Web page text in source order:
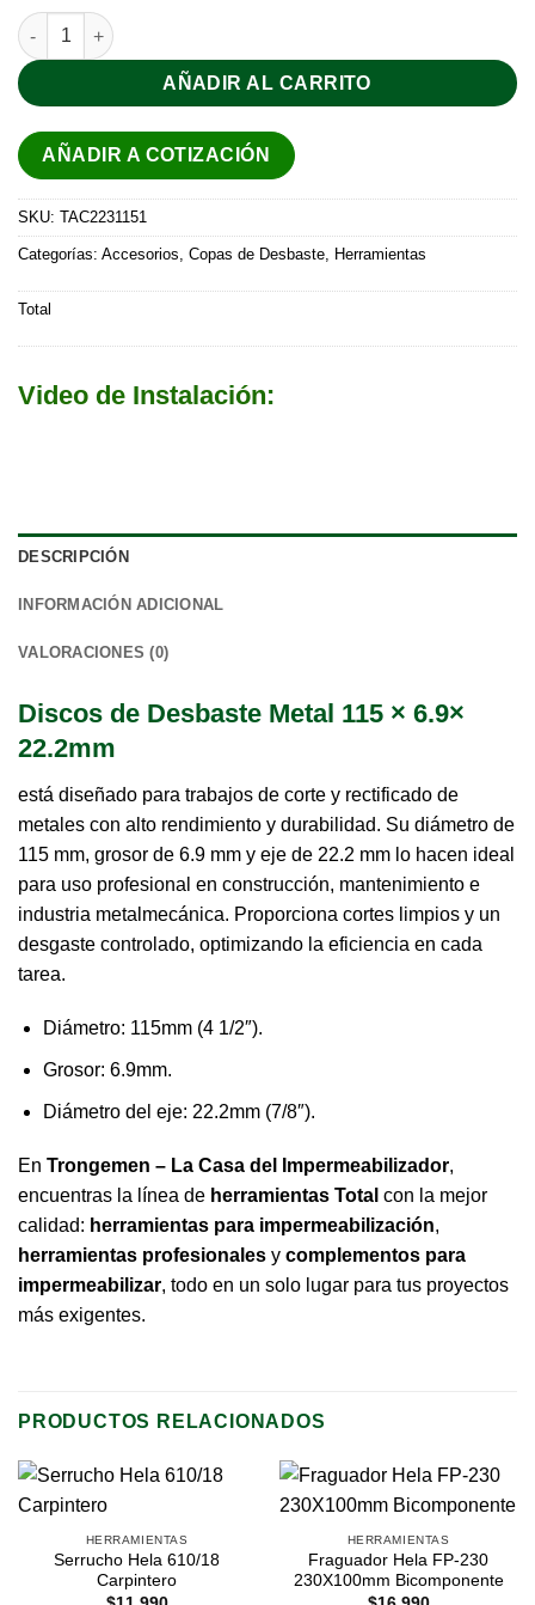
Disco de Desbaste P/Metal Abrasivo 115×6.9×22.2mm cantidad
AÑADIR AL CARRITO
AÑADIR A COTIZACIÓN
SKU: TAC2231151
Categorías: Accesorios, Copas de Desbaste, Herramientas
Total
Video de Instalación:
DESCRIPCIÓN
INFORMACIÓN ADICIONAL
VALORACIONES (0)
Discos de Desbaste Metal 115 × 6.9×
22.2mm
está diseñado para trabajos de corte y rectificado de
metales con alto rendimiento y durabilidad. Su diámetro de
115 mm, grosor de 6.9 mm y eje de 22.2 mm lo hacen ideal
para uso profesional en construcción, mantenimiento e
industria metalmecánica. Proporciona cortes limpios y un
desgaste controlado, optimizando la eficiencia en cada
tarea.
Diámetro: 115mm (4 1/2″).
Grosor: 6.9mm.
Diámetro del eje: 22.2mm (7/8″).
En Trongemen – La Casa del Impermeabilizador,
encuentras la línea de herramientas Total con la mejor
calidad: herramientas para impermeabilización,
herramientas profesionales y complementos para
impermeabilizar, todo en un solo lugar para tus proyectos
más exigentes.
PRODUCTOS RELACIONADOS
HERRAMIENTAS
Serrucho Hela 610/18
Carpintero
HERRAMIENTAS
Fraguador Hela FP-230
230X100mm Bicomponente